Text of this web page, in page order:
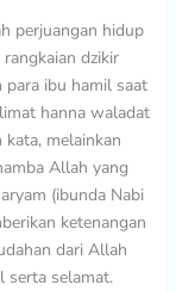
perjuangan hidup
dzikir
ibu hamil saat
hanna waladat
melainkan
Allah yang
(ibunda Nabi
ketenangan
dari Allah
serta selamat.